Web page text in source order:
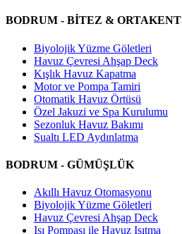
BODRUM - BİTEZ & ORTAKENT
Biyolojik Yüzme Göletleri
Havuz Çevresi Ahşap Deck
Kışlık Havuz Kapatma
Motor ve Pompa Tamiri
Otomatik Havuz Örtüsü
Özel Jakuzi ve Spa Kurulumu
Sezonluk Havuz Bakımı
Sualtı LED Aydınlatma
BODRUM - GÜMÜŞLÜK
Akıllı Havuz Otomasyonu
Biyolojik Yüzme Göletleri
Havuz Çevresi Ahşap Deck
Isı Pompası ile Havuz Isıtma